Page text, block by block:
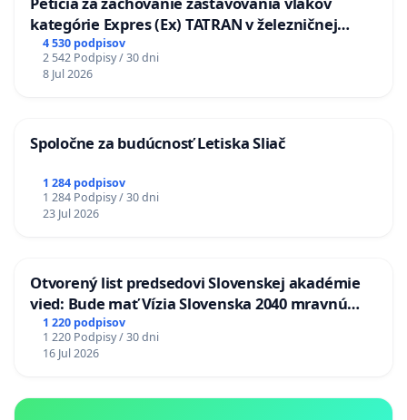
kategórie Expres (Ex) TATRAN v železničnej
stanici Púchov
4 530 podpisov
2 542 Podpisy / 30 dni
8 Jul 2026
Spoločne za budúcnosť Letiska Sliač
1 284 podpisov
1 284 Podpisy / 30 dni
23 Jul 2026
Otvorený list predsedovi Slovenskej akadémie
vied: Bude mať Vízia Slovenska 2040 mravnú
chrbticu?
1 220 podpisov
1 220 Podpisy / 30 dni
16 Jul 2026